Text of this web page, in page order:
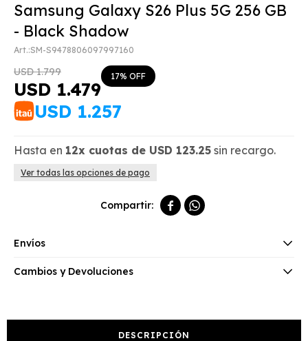
Samsung Galaxy S26 Plus 5G 256 GB
- Black Shadow
SM-S9478806097997160
USD 1.479
USD 1.799 17
USD 1.257
Hasta en 12x cuotas de USD 123.25 sin recargo.
Ver todas las opciones de pago
 
Envíos
Cambios y Devoluciones
DESCRIPCIÓN